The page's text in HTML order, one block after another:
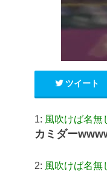
ツイート
1: 風吹けば名無
カミダー
2: 風吹けば名無